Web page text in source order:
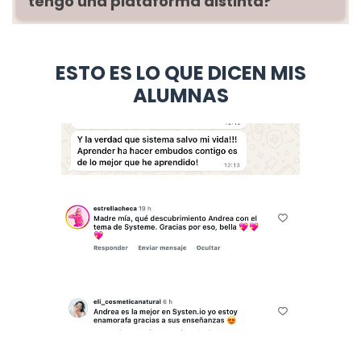
No, la base de esta formación es simplificarte la
ESTO ES LO QUE DICEN MIS
ALUMNAS